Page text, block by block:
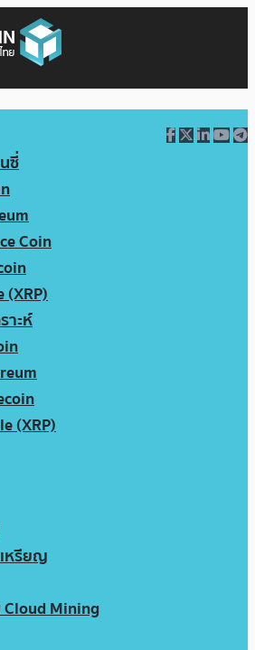
ซี่
Coin
(XRP)
าะห์
(XRP)
หรียญ
Mining